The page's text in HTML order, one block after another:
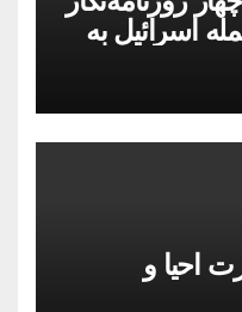
در حمله اسرائیل به
احیا و